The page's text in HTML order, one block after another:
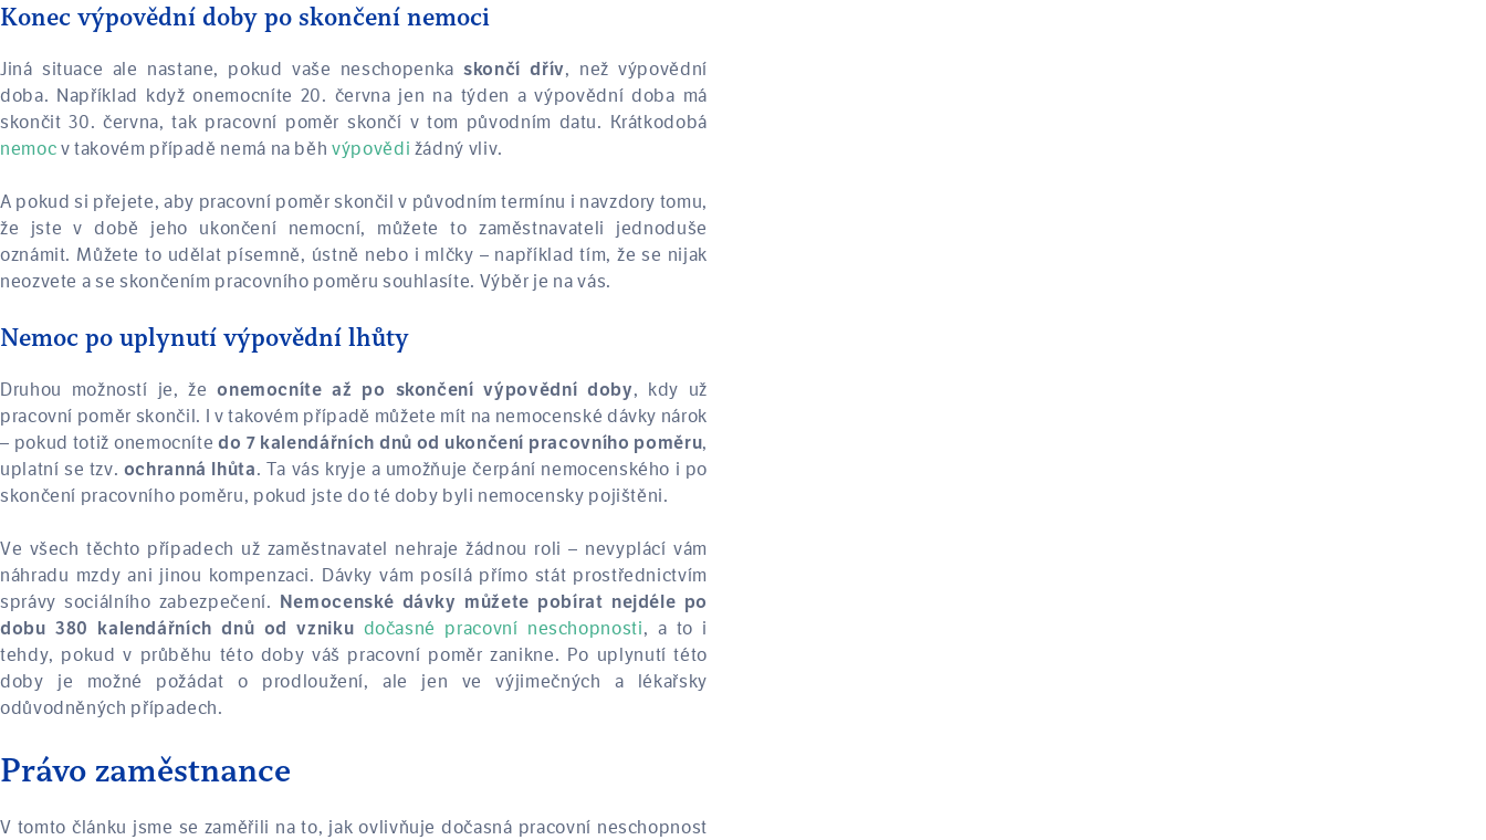
Konec výpovědní doby po skončení nemoci
Jiná situace ale nastane, pokud vaše neschopenkaskončí dřív, než výpovědní
doba. Například když onemocníte 20. června jen na týden a výpovědní doba má
skončit 30. června, tak pracovní poměr skončí v tom původním datu. Krátkodobá
nemocv takovém případě nemá na běhvýpovědi žádný vliv.
A pokud si přejete, aby pracovní poměr skončil v původním termínu i navzdory tomu,
že jste v době jeho ukončení nemocní, můžete to zaměstnavateli jednoduše
oznámit. Můžete to udělat písemně, ústně nebo i mlčky – například tím, že se nijak
neozvete a se skončením pracovního poměru souhlasíte. Výběr je na vás.
Nemoc po uplynutí výpovědní lhůty
Druhou možností je, žeonemocníte až po skončení výpovědní doby, kdy už
pracovní poměr skončil. I v takovém případě můžete mít na nemocenské dávky nárok
– pokud totiž onemocnítedo 7 kalendářních dnů od ukončení pracovního poměru,
uplatní se tzv. ochranná lhůta. Ta vás kryje a umožňuje čerpání nemocenského i po
skončení pracovního poměru, pokud jste do té doby byli nemocensky pojištěni.
Ve všech těchto případech už zaměstnavatel nehraje žádnou roli – nevyplácí vám
náhradu mzdy ani jinou kompenzaci. Dávky vám posílá přímo stát prostřednictvím
správy sociálního zabezpečení. Nemocenské dávky můžete pobírat nejdéle po
dobu 380 kalendářních dnů od vzniku dočasné pracovní neschopnosti, a to i
tehdy, pokud v průběhu této doby váš pracovní poměr zanikne. Po uplynutí této
doby je možné požádat o prodloužení, ale jen ve výjimečných a lékařsky
odůvodněných případech.
Právo zaměstnance
V tomto článku jsme se zaměřili na to, jak ovlivňuje dočasná pracovní neschopnost